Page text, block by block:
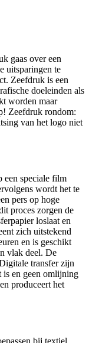
gaas over een
uitsparingen te
Zeefdruk is een
doeleinden als
worden maar
Zeefdruk rondom:
van het logo niet
speciale film
wordt het te
pers op hoge
proces zorgen de
loslaat en
zich uitstekend
en is geschikt
vlak deel. De
transfer zijn
is en geen omlijning
produceert het
bij textiel.